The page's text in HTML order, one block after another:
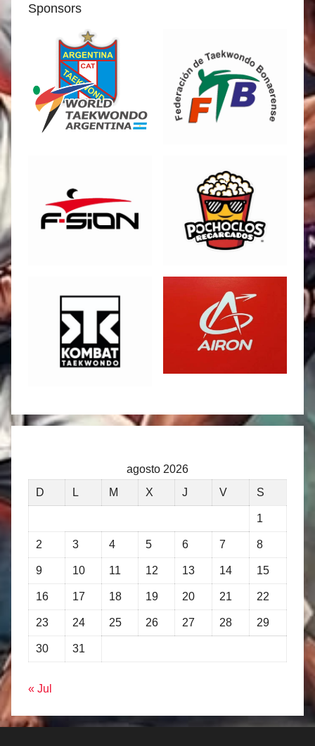
Sponsors
agosto 2026
D
L M X J V S
1
2 3 4 5 6 7 8
9 10 11 12 13 14 15
16 17 18 19 20 21 22
23 24 25 26 27 28 29
30 31
« Jul